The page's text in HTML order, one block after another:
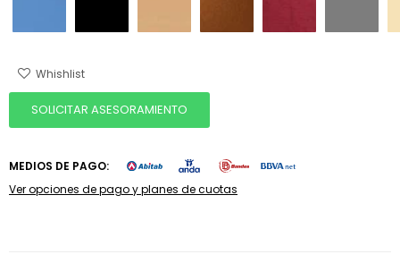
SOLICITAR ASESORAMIENTO
MEDIOS DE PAGO:
Ver opciones de pago y planes de cuotas